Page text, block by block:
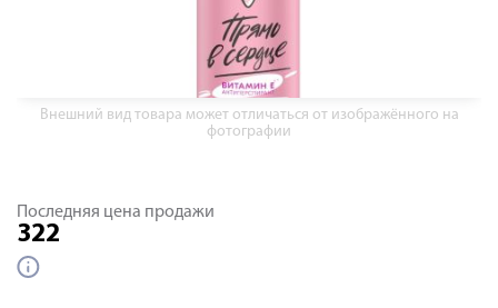
Внешний вид товара может отличаться от изображённого на
фотографии
Последняя цена продажи
322